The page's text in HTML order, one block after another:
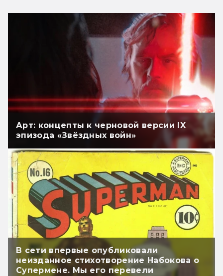
Арт: концепты к черновой версии IX
эпизода «Звёздных войн»
В сети впервые опубликовали
неизданное стихотворение Набокова о
Супермене. Мы его перевели